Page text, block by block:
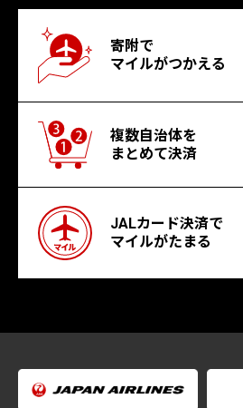
寄附で
マイルがつかえる
複数自治体を
まとめて決済
JALカード決済で
マイルがたまる